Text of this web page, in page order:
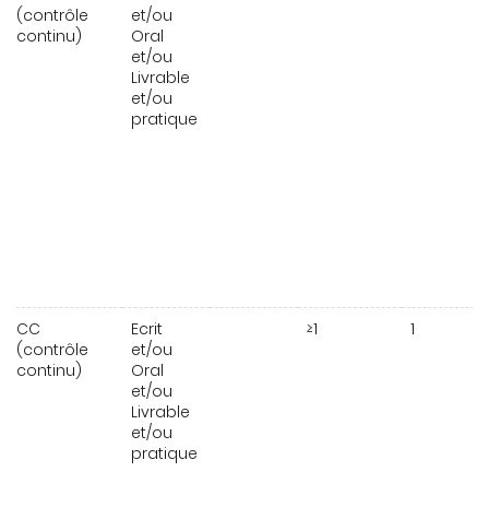
(contrôle
continu)
et/ou
Oral
et/ou
Livrable
et/ou
pratique
CC
(contrôle
continu)
Ecrit
et/ou
Oral
et/ou
Livrable
et/ou
pratique
≥1 1